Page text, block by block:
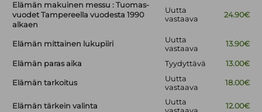
Elämän makuinen messu : Tuomas-
vuodet Tampereella vuodesta 1990
alkaen
Uutta
vastaava
24.90€
Elämän mittainen lukupiiri
Uutta
vastaava
13.90€
Elämän paras aika Tyydyttävä 13.00€
Elämän tarkoitus
Uutta
vastaava
18.00€
Elämän tärkein valinta
Uutta
12.00€